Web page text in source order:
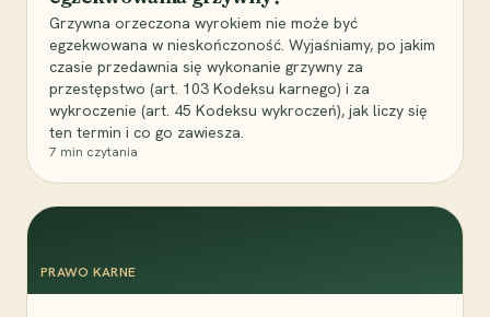
Grzywna orzeczona wyrokiem nie może być
egzekwowana w nieskończoność. Wyjaśniamy, po jakim
czasie przedawnia się wykonanie grzywny za
przestępstwo (art. 103 Kodeksu karnego) i za
wykroczenie (art. 45 Kodeksu wykroczeń), jak liczy się
ten termin i co go zawiesza.
7 min czytania
PRAWO KARNE